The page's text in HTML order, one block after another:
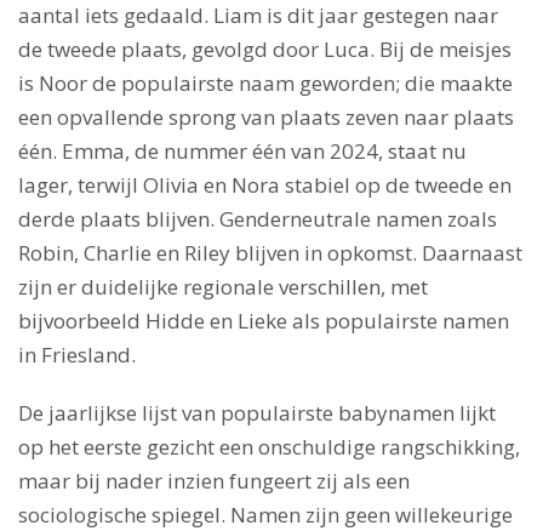
aantal iets gedaald. Liam is dit jaar gestegen naar
de tweede plaats, gevolgd door Luca. Bij de meisjes
is Noor de populairste naam geworden; die maakte
een opvallende sprong van plaats zeven naar plaats
één. Emma, de nummer één van 2024, staat nu
lager, terwijl Olivia en Nora stabiel op de tweede en
derde plaats blijven. Genderneutrale namen zoals
Robin, Charlie en Riley blijven in opkomst. Daarnaast
zijn er duidelijke regionale verschillen, met
bijvoorbeeld Hidde en Lieke als populairste namen
in Friesland.
De jaarlijkse lijst van populairste babynamen lijkt
op het eerste gezicht een onschuldige rangschikking,
maar bij nader inzien fungeert zij als een
sociologische spiegel. Namen zijn geen willekeurige